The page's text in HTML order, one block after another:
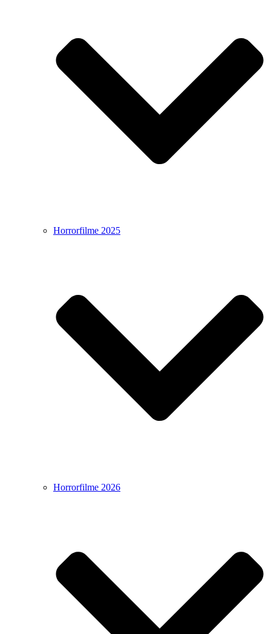
Horrorfilme 2025
Horrorfilme 2026